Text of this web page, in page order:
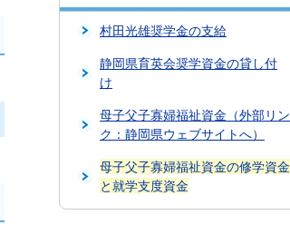
村田光雄奨学金の支給
静岡県育英会奨学資金の貸し付
け
母子父子寡婦福祉資金（外部リン
ク：静岡県ウェブサイトへ）
母子父子寡婦福祉資金の修学資金
と就学支度資金